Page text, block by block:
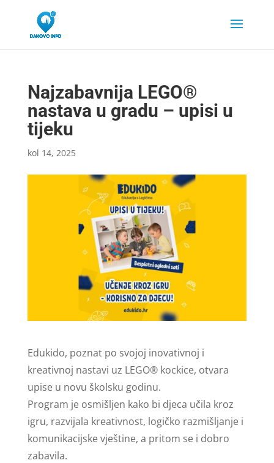
Najzabavnija LEGO®
nastava u gradu – upisi u
tijeku
kol 14, 2025
Edukido, poznat po svojoj inovativnoj i
kreativnoj nastavi uz LEGO® kockice, otvara
upise u novu školsku godinu.
Program je osmišljen kako bi djeca učila kroz
igru, razvijala kreativnost, logičko razmišljanje i
komunikacijske vještine, a pritom se i dobro
zabavila.